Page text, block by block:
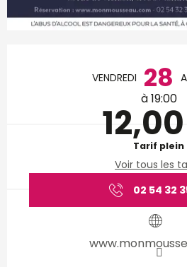
Ouverture et
VENDREDI 28
à 19:00
Tarif plein
Voir tous les
02 54 32